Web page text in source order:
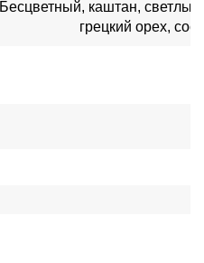
Бесцветный, каштан,
грецкий орех,